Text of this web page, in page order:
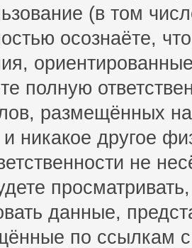
(в том
осознаёте,
полную
размещённых
никакое другое
не
данные,
по ссылкам